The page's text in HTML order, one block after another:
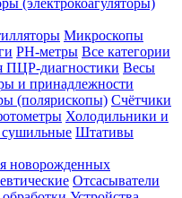
(электрокоагуляторы)
Микроскопы
PH-метры Все категории
ПЦР-диагностики Весы
и принадлежности
(полярископы) Счётчики
Холодильники и
Штативы
новорожденных
Отсасыватели